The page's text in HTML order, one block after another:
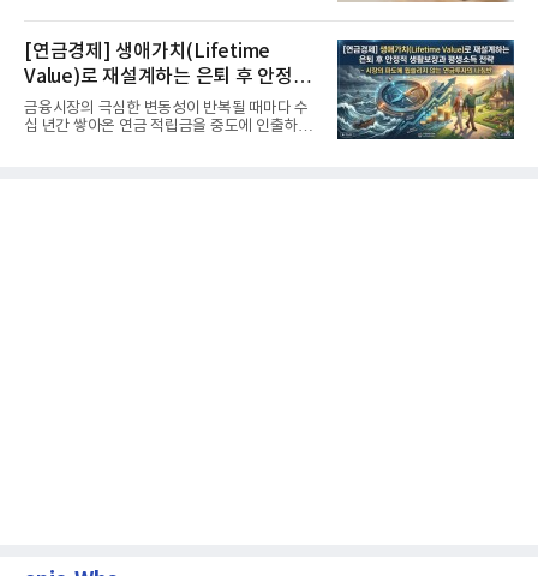
[연금경제] 생애가치(Lifetime
Value)로 재설계하는 은퇴 후 안정적
생활보장과 평생소득 전략
금융시장의 극심한 변동성이 반복될 때마다 수
십 년간 쌓아온 연금 적립금을 중도에 인출하거